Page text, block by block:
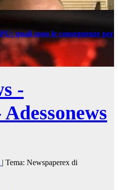
quali sono le conseguenze per
-
| Tema: Newspaperex di